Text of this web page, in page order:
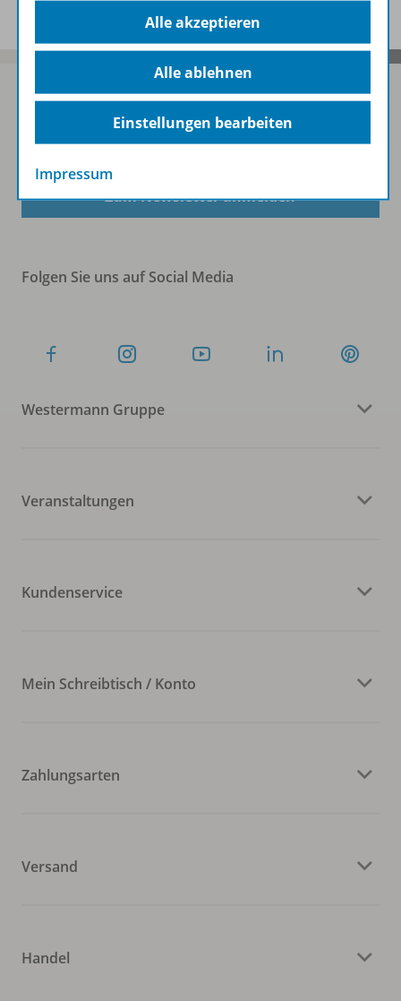
Zum Newsletter anmelden
Folgen Sie uns auf Social Media
Westermann Gruppe
Veranstaltungen
Kundenservice
Mein Schreibtisch / Konto
Zahlungsarten
Versand
Handel
Alle akzeptieren
Alle ablehnen
Einstellungen bearbeiten
Impressum